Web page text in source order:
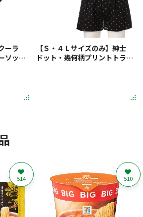
ーラ
ソック
【Ｓ・４Ｌサイズのみ】紳士
ドット・幾何柄プリントトラン
514 510